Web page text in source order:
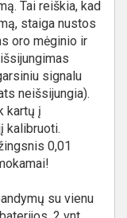
Tai reiškia, kad
staiga nustos
oro mėginio ir
signalu
neišsijungia).
kartų į
kalibruoti.
0,01
su vienu